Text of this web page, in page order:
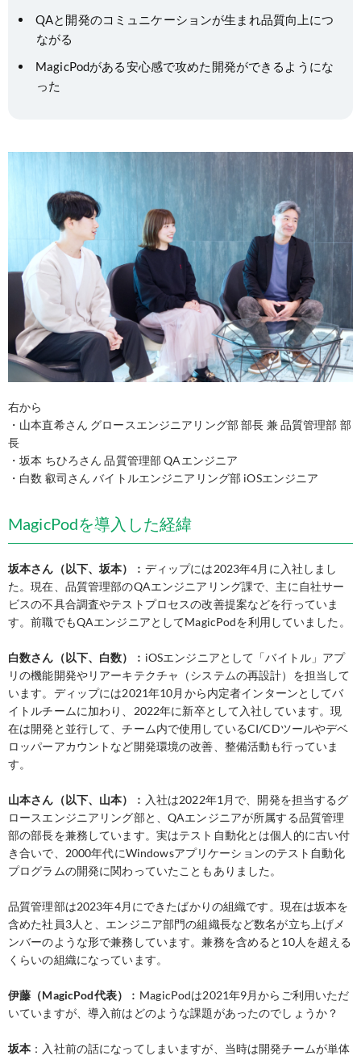
QAと開発のコミュニケーションが生まれ品質向上につ
ながる
MagicPodがある安心感で攻めた開発ができるようにな
った
右から
・山本直希さん グロースエンジニアリング部 部長 兼 品質管理部 部
長
・坂本 ちひろさん 品質管理部 QAエンジニア
・白数 叡司さん バイトルエンジニアリング部 iOSエンジニア
MagicPodを導入した経緯
坂本さん（以下、坂本）
︰ディップには2023年4月に入社しまし
た。現在、品質管理部のQAエンジニアリング課で、主に自社サー
ビスの不具合調査やテストプロセスの改善提案などを行っていま
す。前職でもQAエンジニアとしてMagicPodを利用していました。
白数さん（以下、白数）
︰iOSエンジニアとして「バイトル」アプ
リの機能開発やリアーキテクチャ（システムの再設計）を担当して
います。ディップには2021年10月から内定者インターンとしてバ
イトルチームに加わり、2022年に新卒として入社しています。現
在は開発と並行して、チーム内で使用しているCI/CDツールやデベ
ロッパーアカウントなど開発環境の改善、整備活動も行っていま
す。
山本さん（以下、山本）
︰入社は2022年1月で、開発を担当するグ
ロースエンジニアリング部と、QAエンジニアが所属する品質管理
部の部長を兼務しています。実はテスト自動化とは個人的に古い付
き合いで、2000年代にWindowsアプリケーションのテスト自動化
プログラムの開発に関わっていたこともありました。
品質管理部は2023年4月にできたばかりの組織です。現在は坂本を
含めた社員3人と、エンジニア部門の組織長など数名が立ち上げメ
ンバーのような形で兼務しています。兼務を含めると10人を超える
くらいの組織になっています。
伊藤（MagicPod代表）
︰MagicPodは2021年9月からご利用いただ
いていますが、導入前はどのような課題があったのでしょうか？
坂本 ：入社前の話になってしまいますが、当時は開発チームが単体